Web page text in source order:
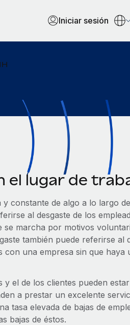
Iniciar sesión
el lugar de
constante de algo a lo largo
al desgaste de los
marcha por motivos
también puede referirse al
una empresa sin que haya
y el de los clientes pueden
a prestar un excelente
tasa elevada de bajas de
bajas de éstos.